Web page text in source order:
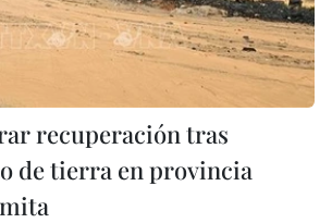
recuperación tras
de tierra en provincia